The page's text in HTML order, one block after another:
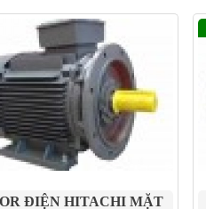
ĐIỆN HITACHI MẶT